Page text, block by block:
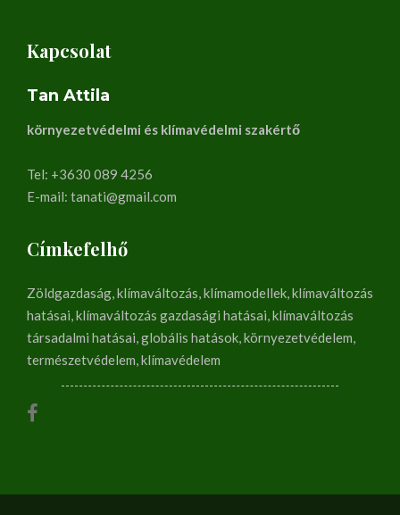
Kapcsolat
Tan Attila
környezetvédelmi és klímavédelmi szakértő
Tel: +3630 089 4256
E-mail: tanati@gmail.com
Címkefelhő
Zöldgazdaság, klímaváltozás, klímamodellek, klímaváltozás
hatásai, klímaváltozás gazdasági hatásai, klímaváltozás
társadalmi hatásai, globális hatások, környezetvédelem,
természetvédelem, klímavédelem